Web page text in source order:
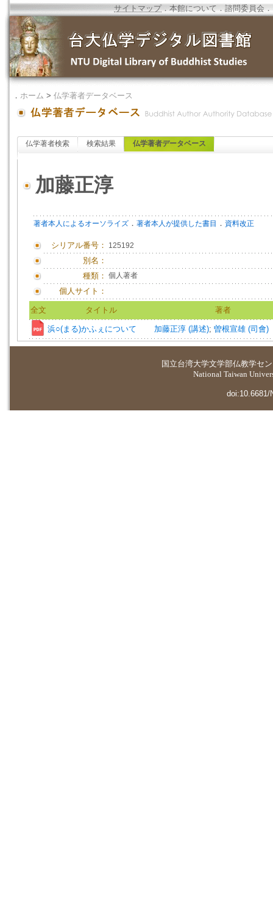
サイトマップ．本館について ．諮問委員会 ．
． ホーム > 仏学著者データベース
仏学著者検索 検索結果 仏学著者データベース
加藤正淳
著者本人によるオーソライズ ． 著者本人が提供した書目 ． 資料改正
シリアル番号： 125192
別名：
種類： 個人著者
個人サイト：
全文 タイトル 著者
浜○(まる)かふぇについて 加藤正淳 (講述); 曽根宣雄 (司會)
国立台湾大学文学部仏教学セ
National Taiwan
doi:10.6681/